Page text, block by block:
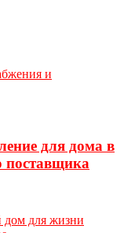
для дома в
поставщика